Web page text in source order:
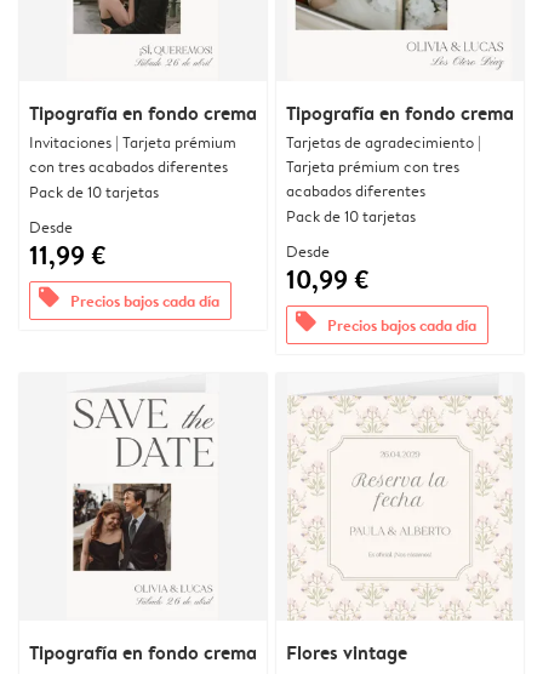
Tipografía en fondo crema
Invitaciones | Tarjeta prémium
con tres acabados diferentes
Pack de 10 tarjetas
Desde
11,99 €
offers Precios bajos cada día
Tipografía en fondo crema
Tarjetas de agradecimiento |
Tarjeta prémium con tres
acabados diferentes
Pack de 10 tarjetas
Desde
10,99 €
offers Precios bajos cada día
Tipografía en fondo crema Flores vintage